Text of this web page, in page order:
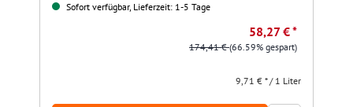
Sofort verfügbar, Lieferzeit: 1-5 Tage
58,27 € *
174,41 €(66.59% gespart)
9,71 € * / 1 Liter